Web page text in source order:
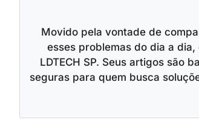
Movido pela vontade de
esses problemas do dia a
LDTECH SP. Seus artigos são
seguras para quem busca